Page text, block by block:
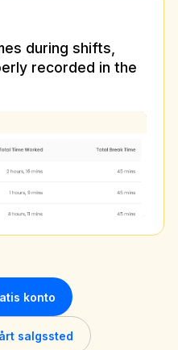
during shifts,
recorded in the
konto
salgssted